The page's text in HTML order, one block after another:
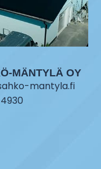
MÄNTYLÄ OY
mantyla.fi